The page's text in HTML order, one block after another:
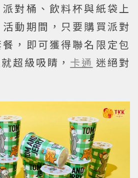
對桶、飲料杯與紙袋上
動期間，只要購買派對
，即可獲得聯名限定包
超級吸睛， 卡通 迷絕對